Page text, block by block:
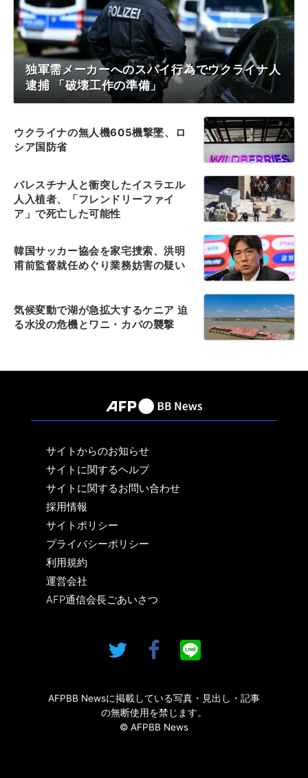
独軍需メーカーへのスパイ行為でウクライナ人
逮捕 「破壊工作の準備」
ウクライナの無人機605機撃墜、ロ
シア国防省
パレスチナ人と衝突したイスラエル
人入植者、「フレンドリーファイ
ア」で死亡した可能性
韓国サッカー協会を家宅捜索、洪明
甫前監督就任めぐり業務妨害の疑い
気候変動で湖が急拡大するケニア 迫
る水没の危機とワニ・カバの襲撃
サイトからのお知らせ
サイトに関するヘルプ
サイトに関するお問い合わせ
採用情報
サイトポリシー
プライバシーポリシー
利用規約
運営会社
AFP通信会長ごあいさつ
AFPBB Newsに掲載している写真・見出し・記事
の無断使用を禁じます。
© AFPBB News